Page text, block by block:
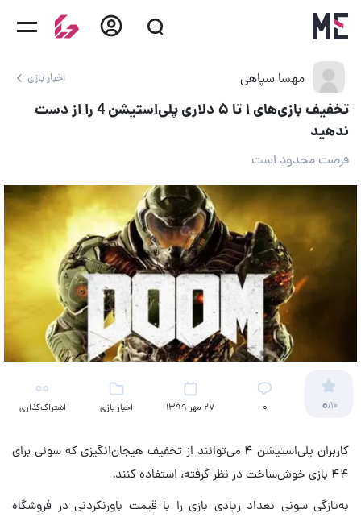
مهسا سپاهی اخبار بازی
تخفیف بازی‌های ۱ تا ۵ دلاری پلی‌استیشن 4 را از دست
ندهید
فرصت محدود است
0/10 ۰ 27 مهر 1399 اخبار بازی اشتراک‌گذاری
کاربران پلی‌استیشن ۴ می‌توانند از تخفیف هیجان‌انگیزی که سونی برای
۴۴ بازی خوش‌ساخت در نظر گرفته، استفاده کنند.
به‌تازگی سونی تعداد زیادی بازی را با قیمت باورنکردنی در فروشگاه